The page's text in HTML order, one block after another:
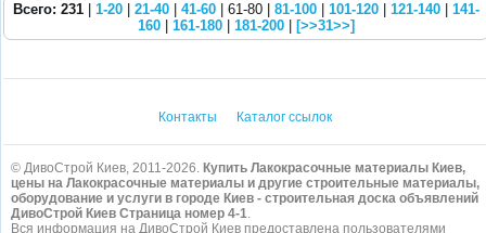
Всего: 231
1-20 21-40 41-60 | 61-80 | 81-100 101-120 121-140
141-
160
161-180 181-200 [>>31>>]
Контакты Каталог ссылок
© ДивоСтрой Киев, 2011-2026. Купить Лакокрасочные материалы Киев,
цены на Лакокрасочные материалы и другие строительные материалы,
оборудование и услуги в городе Киев - строительная доска объявлений
ДивоСтрой Киев Страница номер 4-1.
Вся информация на ДивоСтрой Киев предоставлена пользователями